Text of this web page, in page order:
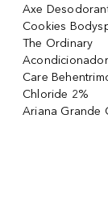
Axe
Cookies
The Ordinary
Care
Chloride 2%
Ariana Grande